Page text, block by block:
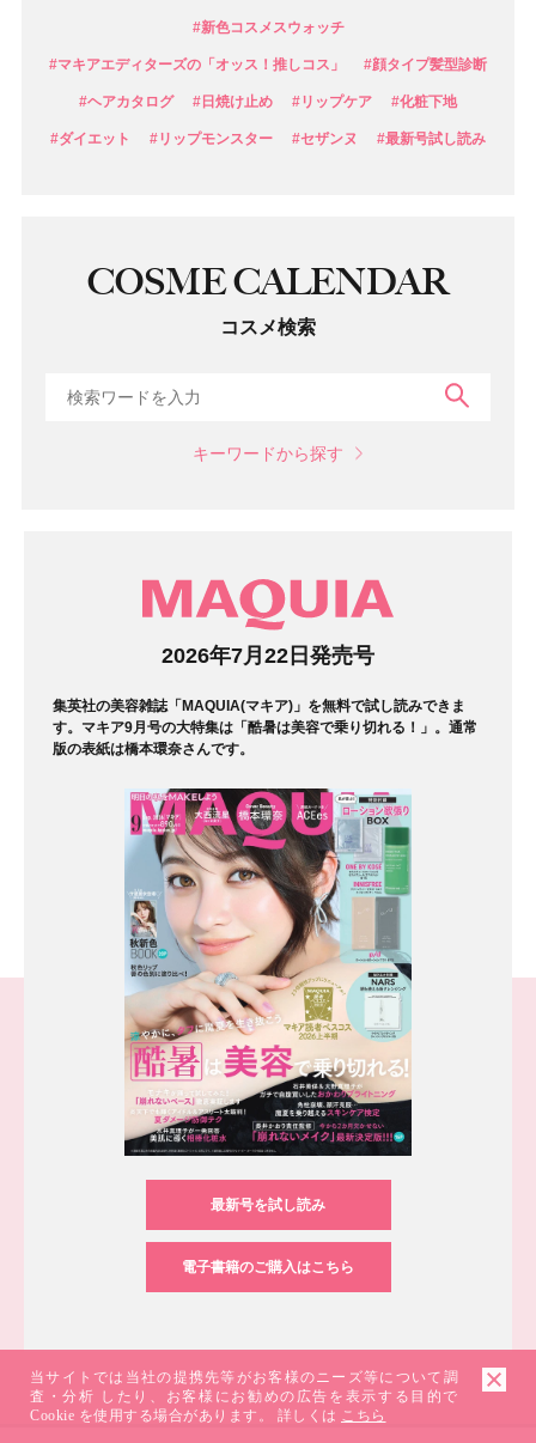
#新色コスメスウォッチ
#マキアエディターズの「オッス！推しコス」 #顔タイプ髪型診断
#ヘアカタログ #日焼け止め #リップケア #化粧下地
#ダイエット #リップモンスター #セザンヌ #最新号試し読み
COSME CALENDAR
コスメ検索
キーワードから探す
2026年7月22日発売号
集英社の美容雑誌「MAQUIA(マキア)」を無料で試し読みできま
す。マキア9月号の大特集は「酷暑は美容で乗り切れる！」。通常
版の表紙は橋本環奈さんです。
最新号を試し読み
電子書籍のご購入はこちら
当サイトでは当社の提携先等がお客様のニーズ等について調
査・分析 したり、お客様にお勧めの広告を表示する目的で
Cookie を使用する場合があります。 詳しくは こちら